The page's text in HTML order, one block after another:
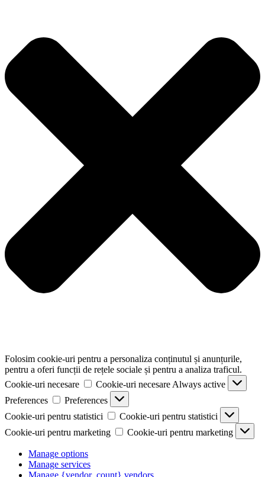
Folosim cookie-uri pentru a personaliza conținutul și anunțurile,
pentru a oferi funcții de rețele sociale și pentru a analiza traficul.
Cookie-uri necesare
Cookie-uri necesare Always active
Preferences
Preferences
Cookie-uri pentru statistici
Cookie-uri pentru statistici
Cookie-uri pentru marketing
Cookie-uri pentru marketing
Manage options
Manage services